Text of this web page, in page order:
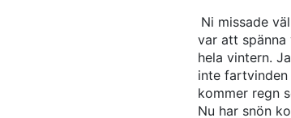
Ni missade
var att
hela vintern.
inte
kommer regn
Nu har snön